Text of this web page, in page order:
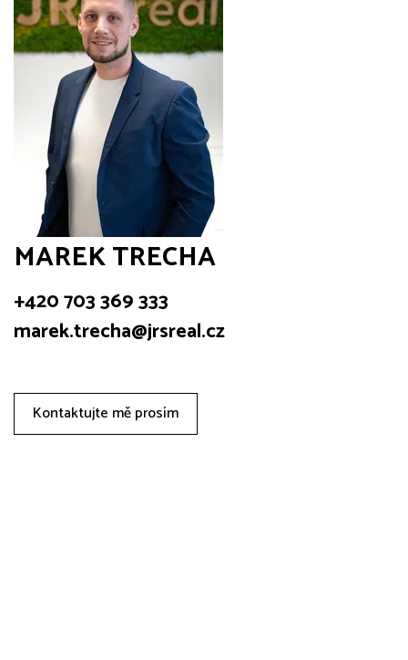
MAREK TRECHA
+420 703 369 333
marek.trecha@jrsreal.cz
Kontaktujte mě prosím